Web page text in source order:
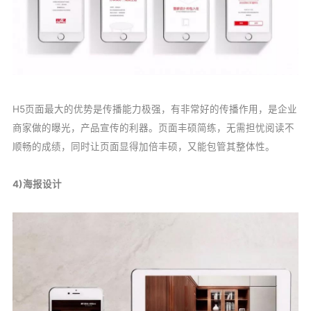
H5页面最大的优势是传播能力极强，有非常好的传播作用，是企业
商家做的曝光，产品宣传的利器。页面丰硕简练，无需担忧阅读不
顺畅的成绩，同时让页面显得加倍丰硕，又能包管其整体性。
4)海报设计